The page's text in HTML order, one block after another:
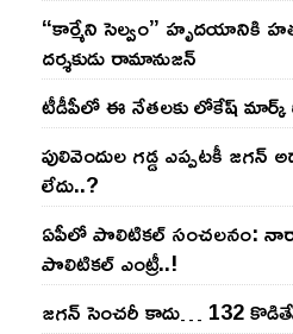
“కార్మేని సెల్వం” హృదయానికి
దర్శకుడు రామానుజన్
టీడీపీలో ఈ నేత‌ల‌కు లోకేష్ మార్క్
పులివెందుల గ‌డ్డ ఎప్ప‌ట‌కీ జ‌గ‌న్
లేదు..?
ఏపీలో పొలిటిక‌ల్ సంచ‌ల‌నం:
పొలిటికల్ ఎంట్రీ..!
జ‌గ‌న్ సెంచ‌రీ కాదు… 132